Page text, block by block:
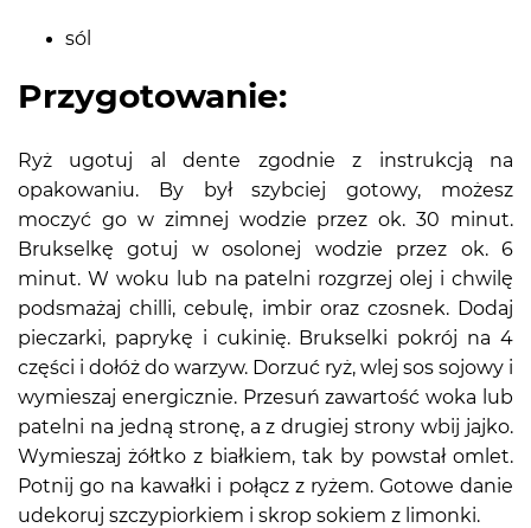
sól
Przygotowanie:
Ryż ugotuj al dente zgodnie z instrukcją na
opakowaniu. By był szybciej gotowy, możesz
moczyć go w zimnej wodzie przez ok. 30 minut.
Brukselkę gotuj w osolonej wodzie przez ok. 6
minut. W woku lub na patelni rozgrzej olej i chwilę
podsmażaj chilli, cebulę, imbir oraz czosnek. Dodaj
pieczarki, paprykę i cukinię. Brukselki pokrój na 4
części i dołóż do warzyw. Dorzuć ryż, wlej sos sojowy i
wymieszaj energicznie. Przesuń zawartość woka lub
patelni na jedną stronę, a z drugiej strony wbij jajko.
Wymieszaj żółtko z białkiem, tak by powstał omlet.
Potnij go na kawałki i połącz z ryżem. Gotowe danie
udekoruj szczypiorkiem i skrop sokiem z limonki.